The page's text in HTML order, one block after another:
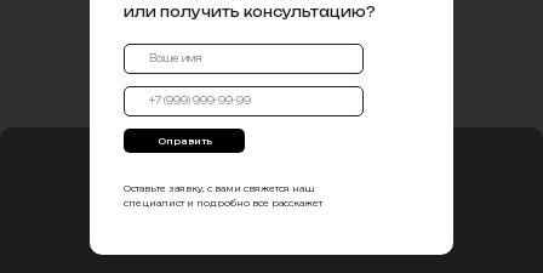
или получить консультацию?
Оставьте заявку, с вами свяжется наш
специалист и подробно все расскажет
Оправить